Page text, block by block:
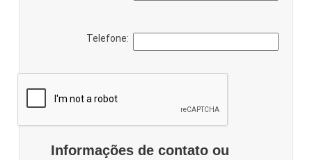
Telefone:
Informações de contato ou